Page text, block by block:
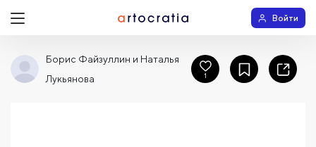
Войти
Борис Файзуллин и Наталья
Лукьянова
1